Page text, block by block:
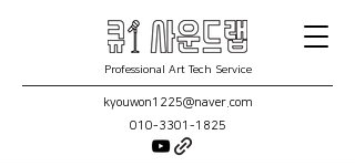
Professional Art Tech Service
kyouwon1225@naver.com
010-3301-1825